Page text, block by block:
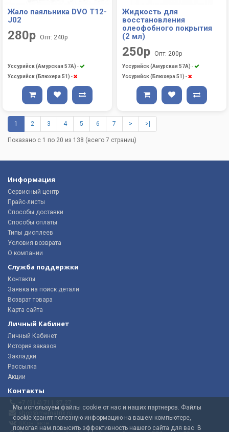
Жало паяльника DVO T12-
J02
280р Опт: 240р
Уссурийск (Амурская 57А) -
Уссурийск (Блюхера 51) -
Жидкость для
восстановления
олеофобного покрытия
(2 мл)
250р Опт: 200р
Уссурийск (Амурская 57А) -
Уссурийск (Блюхера 51) -
1 2 3 4 5 6 7 > >|
Показано с 1 по 20 из 138 (всего 7 страниц)
Информация
Сервисный центр
Прайс-листы
Способы доставки
Способы оплаты
Типы дисплеев
Условия возврата
О компании
Служба поддержки
Контакты
Заявка на поиск детали
Возврат товара
Карта сайта
Личный Кабинет
Личный Кабинет
История заказов
Закладки
Рассылка
Акции
Контакты
+7 (914) 711 37-27
shop@mematrix.ru
ВКонтакте
Мы используем файлы cookie от нас и наших партнеров. Файлы
cookie хранят полезную информацию на вашем компьютере,
помогая нам повысить эффективность нашего сайта для вас. В